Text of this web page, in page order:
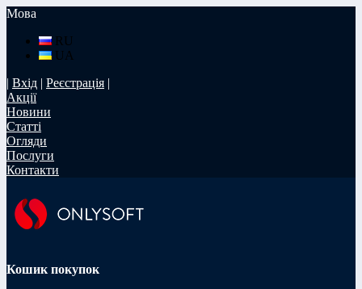
Мова
RU
UA
| Вхід | Реєстрація |
Акції
Новини
Статті
Огляди
Послуги
Контакти
Кошик покупок